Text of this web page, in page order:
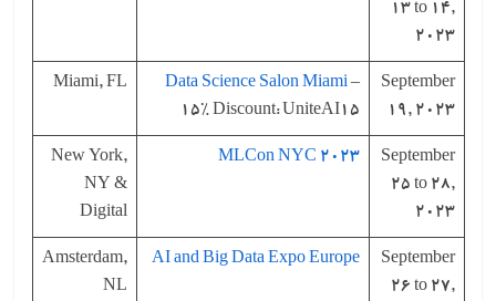
13 to 14,
2023
September
19, 2023
Data Science Salon Miami–
15% Discount: UniteAI15
Miami, FL
September
25 to 28,
2023
MLCon NYC 2023
New York,
NY &
Digital
September
26 to 27,
AI and Big Data Expo Europe
Amsterdam,
NL